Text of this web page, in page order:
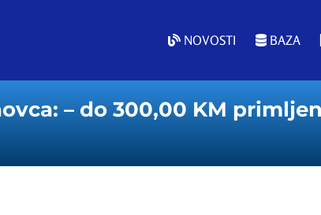
NOVOSTI BAZA
– do 300,00 KM